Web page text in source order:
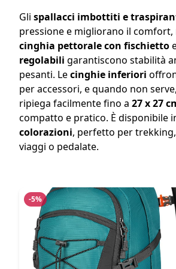
Gli spallacci imbottiti e
pressione e migliorano il comfort,
cinghia pettorale con fischietto
regolabili garantiscono stabilità
pesanti. Lecinghie inferiori
per accessori, e quando non
ripiega facilmente fino a 27 x 27
compatto e pratico. È disponibile
colorazioni, perfetto per
viaggi o pedalate.
-5%